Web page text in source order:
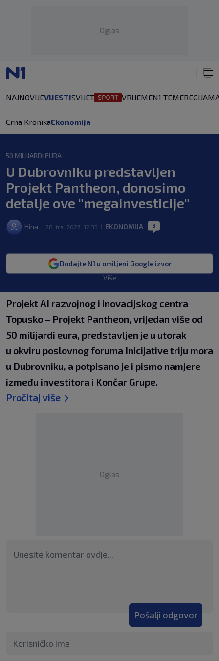
Oglas
NAJNOVIJEVIJESTISVIJET VRIJEMEN1 TEMEREGIJA
Crna KronikaEkonomija
50 MILIJARDI EURA
U Dubrovniku predstavljen
Projekt Pantheon, donosimo
detalje ove "megainvesticije"
Hina 28. tra. 2026. 12:35 EKONOMIJA 3
Dodajte N1 u omiljeni Google izvor
Više
Projekt AI razvojnog i inovacijskog centra
Topusko – Projekt Pantheon, vrijedan više od
50 milijardi eura, predstavljen je u utorak
u okviru poslovnog foruma Inicijative triju mora
u Dubrovniku, a potpisano je i pismo namjere
između investitora i Končar Grupe.
Pročitaj više
Oglas
Pošalji odgovor